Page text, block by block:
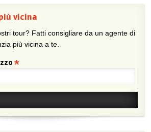
vicina
tour? Fatti consigliare da un agente di
più vicina a te.